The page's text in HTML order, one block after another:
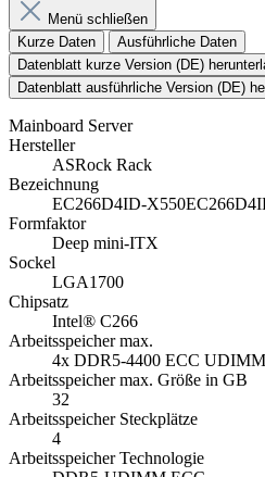
Menü schließen
Kurze Daten
Ausführliche Daten
Datenblatt kurze Version (DE)
Datenblatt ausführliche Version (DE)
Mainboard Server
Hersteller
ASRock Rack
Bezeichnung
EC266D4ID-
Formfaktor
Deep mini-ITX
Sockel
LGA1700
Chipsatz
Intel® C266
Arbeitsspeicher max.
4x DDR5-4400 ECC
Arbeitsspeicher max. Größe in GB
32
Arbeitsspeicher Steckplätze
4
Arbeitsspeicher Technologie